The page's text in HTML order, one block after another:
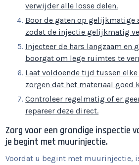
verwijder alle losse delen.
Boor de gaten op gelijkmatige
zodat de injectie gelijkmatig
Injecteer de hars langzaam en
boorgat om lege ruimtes te
Laat voldoende tijd tussen
zorgen dat het materiaal goed
Controleer regelmatig of er
repareer deze direct.
Zorg voor een grondige inspectie
je begint met muurinjectie.
Voordat u begint met muurinjectie,